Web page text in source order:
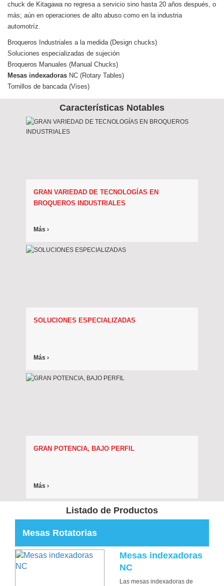
chuck de Kitagawa no regresa a servicio sino hasta 20 años después, o
más; aún en operaciones de alto abuso como en la industria
automotríz.
Broqueros Industriales a la medida (Design chucks)
Soluciones especializadas de sujeción
Broqueros Manuales (Manual Chucks)
Mesas indexadoras NC (Rotary Tables)
Tornillos de bancada (Vises)
Características Notables
GRAN VARIEDAD DE TECNOLOGÍAS EN
BROQUEROS INDUSTRIALES
Más ›
SOLUCIONES ESPECIALIZADAS
Más ›
GRAN POTENCIA, BAJO PERFIL
Más ›
Listado de Productos
Mesas Rotatorias
Mesas indexadoras
NC
Las mesas indexadoras de